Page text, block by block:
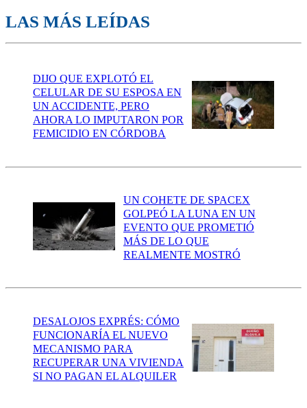
LAS MÁS LEÍDAS
DIJO QUE EXPLOTÓ EL
CELULAR DE SU ESPOSA EN
UN ACCIDENTE, PERO
AHORA LO IMPUTARON POR
FEMICIDIO EN CÓRDOBA
UN COHETE DE SPACEX
GOLPEÓ LA LUNA EN UN
EVENTO QUE PROMETIÓ
MÁS DE LO QUE
REALMENTE MOSTRÓ
DESALOJOS EXPRÉS: CÓMO
FUNCIONARÍA EL NUEVO
MECANISMO PARA
RECUPERAR UNA VIVIENDA
SI NO PAGAN EL ALQUILER